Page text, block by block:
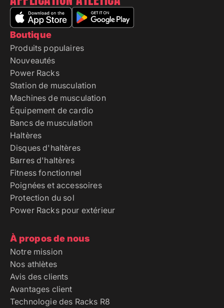
Boutique
Produits populaires
Nouveautés
Power Racks
Station de musculation
Machines de musculation
Équipement de cardio
Bancs de musculation
Haltères
Disques d'haltères
Barres d'haltères
Fitness fonctionnel
Poignées et accessoires
Protection du sol
Power Racks pour extérieur
À propos de nous
Notre mission
Nos athlètes
Avis des clients
Avantages client
Technologie des Racks R8